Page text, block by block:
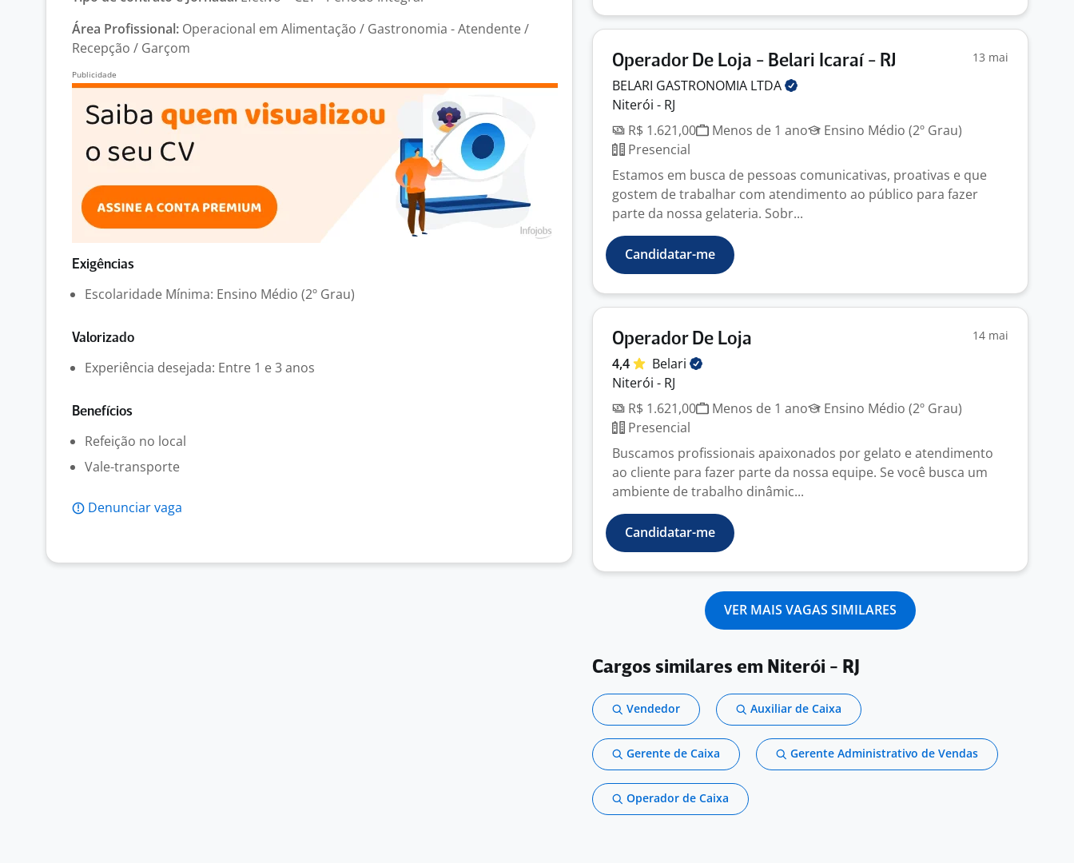
Área Profissional: Operacional em Alimentação / Gastronomia - Atendente /
Recepção / Garçom
Exigências
Escolaridade Mínima: Ensino Médio (2º Grau)
Valorizado
Experiência desejada: Entre 1 e 3 anos
Benefícios
Refeição no local
Vale-transporte
Denunciar vaga
Operador De Loja - Belari Icaraí - RJ 13 mai
BELARI GASTRONOMIA LTDA
Niterói - RJ
R$ 1.621,00
Menos de 1 ano
Ensino Médio (2º Grau)
Presencial
Estamos em busca de pessoas comunicativas, proativas e que
gostem de trabalhar com atendimento ao público para fazer
parte da nossa gelateria. Sobr...
Candidatar-me
Operador De Loja 14 mai
4,4
Belari
Niterói - RJ
R$ 1.621,00
Menos de 1 ano
Ensino Médio (2º Grau)
Presencial
Buscamos profissionais apaixonados por gelato e atendimento
ao cliente para fazer parte da nossa equipe. Se você busca um
ambiente de trabalho dinâmic...
Candidatar-me
VER MAIS VAGAS SIMILARES
Cargos similares em Niterói - RJ
Vendedor Auxiliar de Caixa
Gerente de Caixa Gerente Administrativo de Vendas
Operador de Caixa